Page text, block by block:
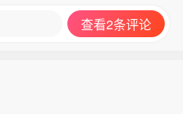
查看2条评论